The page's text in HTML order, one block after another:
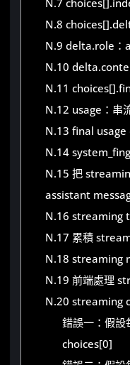
N.7
N.8
N.9 delta.role：
N.10
N.11
N.12 usage：串
N.13 final usage
N.14
N.15 把
assistant
N.16 streaming
N.17 累積
N.18 streaming
N.19 前端處理
N.20 streaming
錯誤一：假
choices[0]